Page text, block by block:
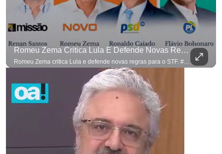
Romeu Zema Critica Lula E Defende Novas Regras Para O STF. #OAntagonista
Romeu Zema critica Lula e defende novas regras para o STF. #OAntagonista Se você busca informação com credibilidade, inscreva-se agora e ative o